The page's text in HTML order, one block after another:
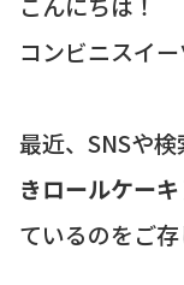
コンビニスイー
最近、SNSや
きロールケーキ
ているのをご